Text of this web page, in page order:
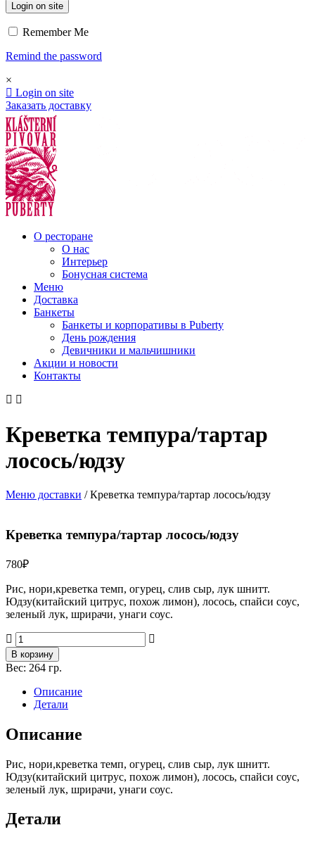
Login on site
Remember Me
Remind the password
×
Login on site
Заказать доставку
О ресторане
О нас
Интерьер
Бонусная система
Меню
Доставка
Банкеты
Банкеты и корпоративы в Puberty
День рождения
Девичники и мальчишники
Акции и новости
Контакты
Креветка темпура/тартар
лосось/юдзу
Меню доставки /Креветка темпура/тартар лосось/юдзу
Креветка темпура/тартар лосось/юдзу
780₽
Рис, нори,креветка темп, огурец, слив сыр, лук шнитт.
Юдзу(китайский цитрус, похож лимон), лосось, спайси соус,
зеленый лук, шрирачи, унаги соус.
Количество
товара
Креветка
темпура/
тартар
лосось/
В корзину
Вес: 264 гр.
Описание
Детали
Описание
Рис, нори,креветка темп, огурец, слив сыр, лук шнитт.
Юдзу(китайский цитрус, похож лимон), лосось, спайси соус,
зеленый лук, шрирачи, унаги соус.
Детали